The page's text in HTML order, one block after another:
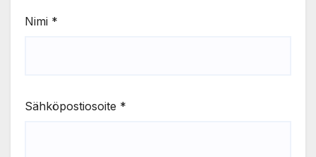
Nimi *
Sähköpostiosoite *